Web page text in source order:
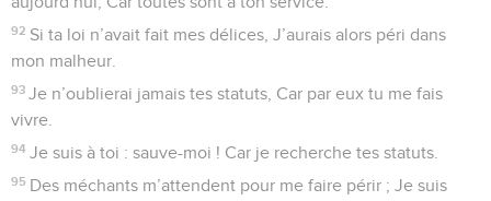
92 Si ta loi n’avait fait mes délices, J’aurais alors péri dans
mon malheur.
93 Je n’oublierai jamais tes statuts, Car par eux tu me fais
vivre.
94 Je suis à toi : sauve-moi ! Car je recherche tes statuts.
95 Des méchants m’attendent pour me faire périr ; Je suis